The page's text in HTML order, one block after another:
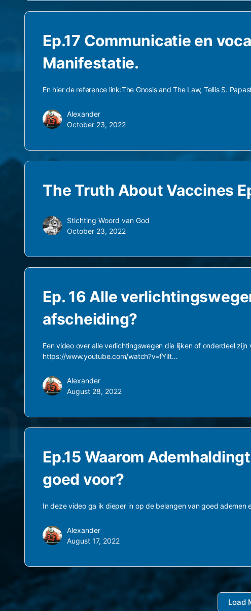
Ep.17 Communicatie en
Manifestatie.
En hier de reference link:The Gnosis and The Law, Tellis S.
Alexander
October 23, 2022
The Truth About Vaccines
Stichting Woord van God
October 23, 2022
Ep. 16 Alle
afscheiding?
Een video over alle verlichtingswegen die lijken of onderdeel
https://www.youtube.com/watch?v=fYiIt…
Alexander
August 28, 2022
Ep.15 Waarom
goed voor?
In deze video ga ik dieper in op de belangen van goed ademen
Alexander
August 17, 2022
Load